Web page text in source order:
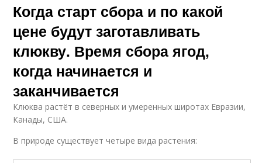
Когда старт сбора и по какой
цене будут заготавливать
клюкву. Время сбора ягод,
когда начинается и
заканчивается
Клюква растёт в северных и умеренных широтах Евразии,
Канады, США.
В природе существует четыре вида растения: